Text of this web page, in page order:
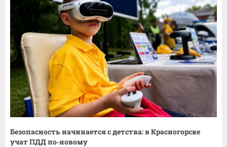
Безопасность начинается с детства: в Красногорске
учат ПДД по‑новому